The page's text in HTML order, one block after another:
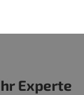
Experte